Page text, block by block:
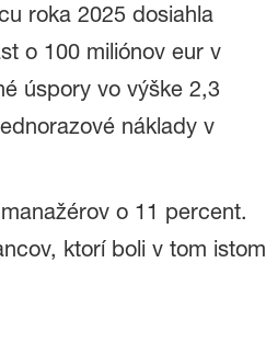
roka 2025 dosiahla
o 100 miliónov eur v
úspory vo výške 2,3
náklady v
o 11 percent.
ktorí boli v tom istom